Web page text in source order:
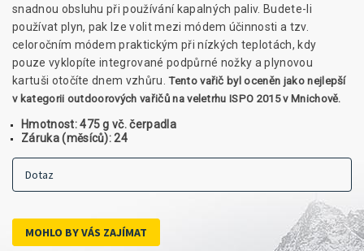
snadnou obsluhu při používání kapalných paliv. Budete-li
používat plyn, pak lze volit mezi módem účinnosti a tzv.
celoročním módem praktickým při nízkých teplotách, kdy
pouze vyklopíte integrované podpůrné nožky a plynovou
kartuši otočíte dnem vzhůru.Tento vařič byl oceněn jako nejlepší
v kategorii outdoorových vařičů na veletrhu ISPO 2015 v Mnichově.
Hmotnost: 475 g vč. čerpadla
Záruka (měsíců): 24
Dotaz
MOHLO BY VÁS ZAJÍMAT